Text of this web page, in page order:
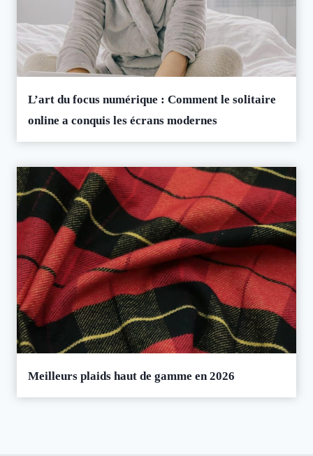
L’art du focus numérique : Comment le solitaire
online a conquis les écrans modernes
Meilleurs plaids haut de gamme en 2026